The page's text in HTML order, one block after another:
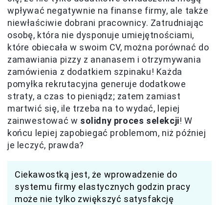
wpływać negatywnie na finanse firmy, ale także
niewłaściwie dobrani pracownicy. Zatrudniając
osobę, która nie dysponuje umiejętnościami,
które obiecała w swoim CV, można porównać do
zamawiania pizzy z ananasem i otrzymywania
zamówienia z dodatkiem szpinaku! Każda
pomyłka rekrutacyjna generuje dodatkowe
straty, a czas to pieniądz; zatem zamiast
martwić się, ile trzeba na to wydać, lepiej
zainwestować w solidny proces selekcji! W
końcu lepiej zapobiegać problemom, niż później
je leczyć, prawda?
Ciekawostką jest, że wprowadzenie do
systemu firmy elastycznych godzin pracy
może nie tylko zwiększyć satysfakcję